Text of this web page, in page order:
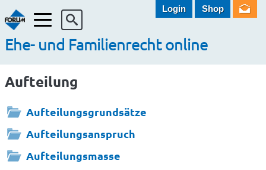
Menü
Ehe- und Familienrecht online
Login Shop
Aufteilung
Aufteilungsgrundsätze
Aufteilungsanspruch
Aufteilungsmasse